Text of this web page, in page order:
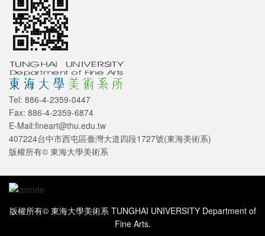
Tel: 886-4-2359-0447
Fax: 886-4-2359-6874
E-Mail:fineart@thu.edu.tw
407224台中市西屯區臺灣大道四段1727號(東海美術系)
版權所有© 東海大學美術系
版權所有© 東海大學美術系 TUNGHAI UNIVERSITY Department of
Fine Arts.